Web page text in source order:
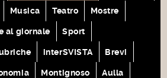
Musica Teatro Mostre
al giornale Sport
interSVISTA Brevi
Montignoso Aulla